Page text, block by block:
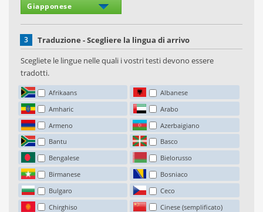
3
Traduzione - Scegliere la lingua di arrivo
Scegliete le lingue nelle quali i vostri testi devono essere
tradotti.
Afrikaans
Albanese
Amharic
Arabo
Armeno
Azerbaigiano
Bantu
Basco
Bengalese
Bielorusso
Birmanese
Bosniaco
Bulgaro
Ceco
Chirghiso
Cinese (semplificato)